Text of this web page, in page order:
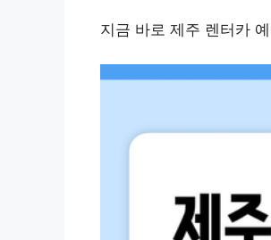
지금 바로 제주 렌터카